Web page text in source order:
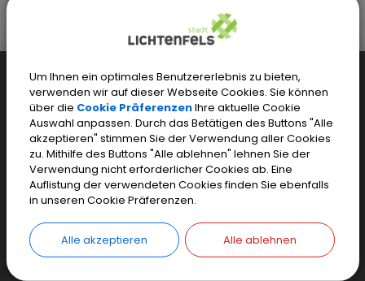
Leben + Wohnen
Merania Hallenbad
Kurse Schwimmkurs
Weiteres...
Einfaches Kontaktformular
Sicheres Kontaktformular
Inhaltsverzeichnis
Login
Impressum
Um Ihnen ein optimales Benutzererlebnis zu bieten,
verwenden wir auf dieser Webseite Cookies. Sie können
über die Cookie PräferenzenIhre aktuelle Cookie
Auswahl anpassen. Durch das Betätigen des Buttons "Alle
akzeptieren" stimmen Sie der Verwendung aller Cookies
zu. Mithilfe des Buttons "Alle ablehnen" lehnen Sie der
Verwendung nicht erforderlicher Cookies ab. Eine
Auflistung der verwendeten Cookies finden Sie ebenfalls
in unseren Cookie Präferenzen.
Alle akzeptieren Alle ablehnen